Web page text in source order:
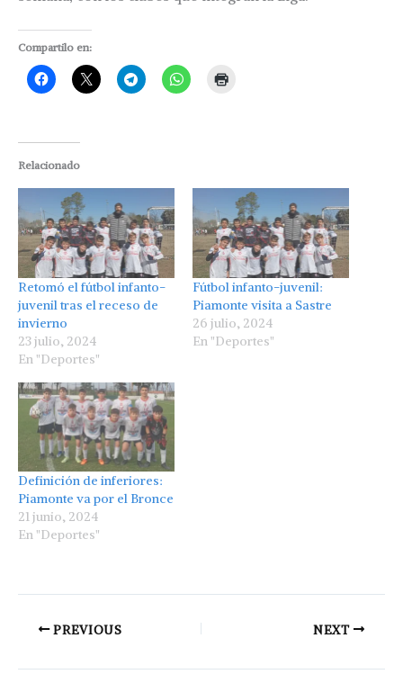
Compartilo en:
Relacionado
Retomó el fútbol infanto-
juvenil tras el receso de
invierno
23 julio, 2024
En "Deportes"
Fútbol infanto-juvenil:
Piamonte visita a Sastre
26 julio, 2024
En "Deportes"
Definición de inferiores:
Piamonte va por el Bronce
21 junio, 2024
En "Deportes"
PREVIOUS NEXT